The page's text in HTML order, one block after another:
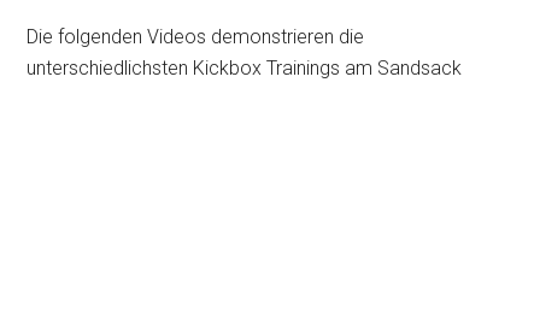
Die folgenden Videos demonstrieren die
unterschiedlichsten Kickbox Trainings am Sandsack